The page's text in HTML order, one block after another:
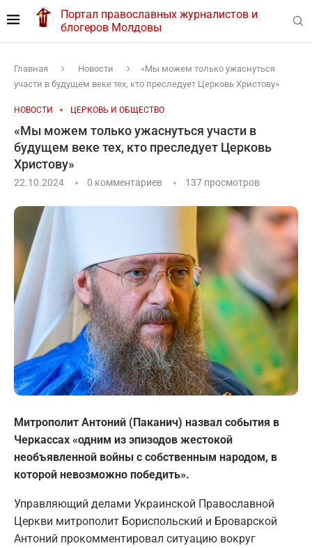
Портал православных журналистов и
блогеров Молдовы
Главная Новости
«Мы можем только ужаснуться
участи в будущем веке тех, кто преследует Церковь Христову»
НОВОСТИ ЦЕРКОВЬ И ОБЩЕСТВО
«Мы можем только ужаснуться участи в
будущем веке тех, кто преследует Церковь
Христову»
22.10.2024 0 комментариев 137 просмотров
Митрополит Антоний (Паканич) назвал события в
Черкассах «одним из эпизодов жестокой
необъявленной войны с собственным народом, в
которой невозможно победить».
Управляющий делами Украинской Православной
Церкви митрополит Бориспольский и Броварской
Антоний прокомментировал ситуацию вокруг